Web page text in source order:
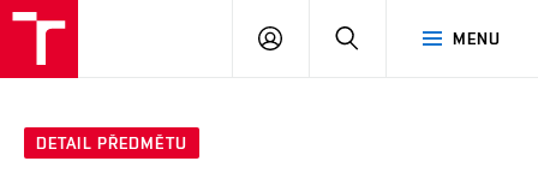
MENU
PŘIHLÁSIT
DETAIL PŘEDMĚTU